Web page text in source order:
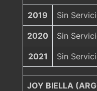
2019 Sin
2020 Sin
2021 Sin
JOY BIELLA